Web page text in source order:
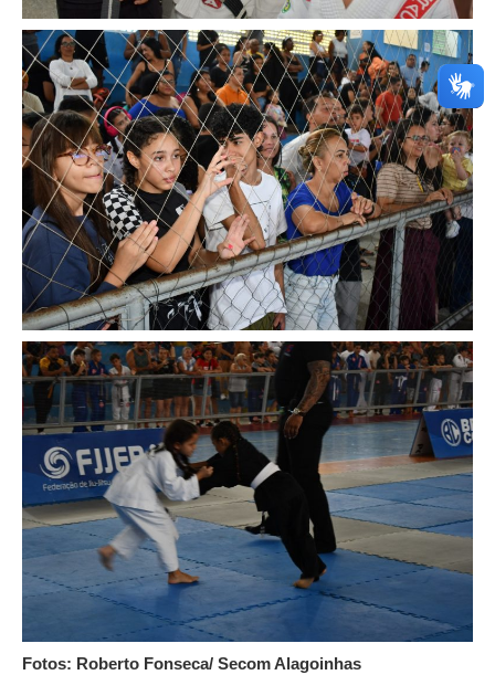
Fotos: Roberto Fonseca/ Secom Alagoinhas